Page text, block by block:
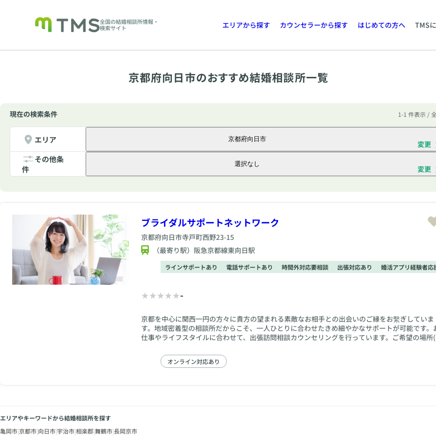
全国の結婚相談所情報・
検索サイト
エリアから探す カウンセラーから探す はじめての方へ TMS
京都府向日市のおすすめ結婚相談所一覧
現在の検索条件 1-1 件表示 /
エリア 京都府向日市
変更
その他条
件
選択なし
変更
ブライダルサポートネットワーク
京都府向日市寺戸町西野23-15
（最寄り駅）阪急京都線東向日駅
ラインサポートあり 電話サポートあり 時間外対応要相談 出張対応あり 婚活アプリ経験者応
-
京都を中心に関西一円の方々に貴方の望まれる素敵なお相手との出会いのご縁をお繫ぎしていま
す。地域密着型の相談所だからこそ、一人ひとりに合わせたきめ細やかなサポートが可能です。
仕事やライフスタイルに合わせて、出張訪問相談カウンセリングを行っています。ご希望の場所
みの方でも活動しやすいシステムです。ライフスタイルに合った婚活を行って頂けますので、無理
せず今の生活状況に婚活をプラスして頂くことが出来ます。お気軽にお申し付け下さいませ。
オンライン対応あり
エリアやキーワードから結婚相談所を探す
亀岡市|京都市|向日市|宇治市|相楽郡|舞鶴市|長岡京市